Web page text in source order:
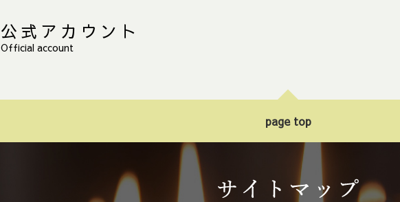
公式アカウント
Official account
page top